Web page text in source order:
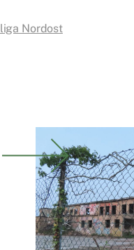
Nordost